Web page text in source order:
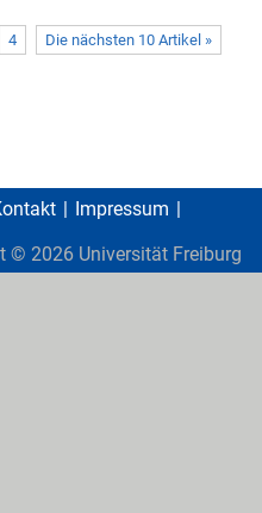
Die nächsten 10 Artikel »
4
Impressum
© 2026 Universität Freiburg